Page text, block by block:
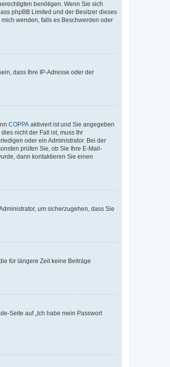
benötigen. Wenn Sie sich
phpBB Limited und der Besitzer dieses
wenden, falls es Beschwerden oder
dass Ihre IP-Adresse oder der
COPPA aktiviert ist und Sie angegeben
nicht der Fall ist, muss Ihr
oder ein Administrator. Bei der
prüfen Sie, ob Sie Ihre E-Mail-
dann kontaktieren Sie einen
um sicherzugehen, dass Sie
für längere Zeit keine Beiträge
Seite auf „Ich habe mein Passwort